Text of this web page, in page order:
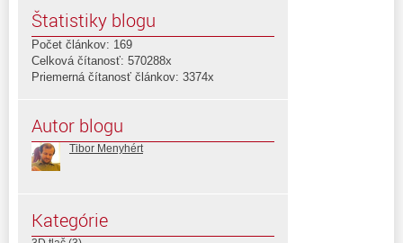
Štatistiky blogu
Počet článkov: 169
Celková čítanosť: 570288x
Priemerná čítanosť článkov: 3374x
Autor blogu
Tibor Menyhért
Kategórie